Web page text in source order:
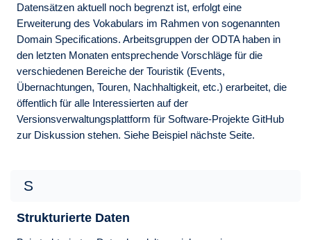
Datensätzen aktuell noch begrenzt ist, erfolgt eine
Erweiterung des Vokabulars im Rahmen von sogenannten
Domain Specifications. Arbeitsgruppen der ODTA haben in
den letzten Monaten entsprechende Vorschläge für die
verschiedenen Bereiche der Touristik (Events,
Übernachtungen, Touren, Nachhaltigkeit, etc.) erarbeitet, die
öffentlich für alle Interessierten auf der
Versionsverwaltungsplattform für Software-Projekte GitHub
zur Diskussion stehen. Siehe Beispiel nächste Seite.
S
Strukturierte Daten